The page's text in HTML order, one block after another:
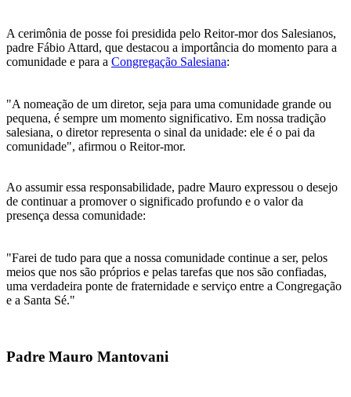
A cerimônia de posse foi presidida pelo Reitor-mor dos Salesianos,
padre Fábio Attard, que destacou a importância do momento para a
comunidade e para a Congregação Salesiana:
"A nomeação de um diretor, seja para uma comunidade grande ou
pequena, é sempre um momento significativo. Em nossa tradição
salesiana, o diretor representa o sinal da unidade: ele é o pai da
comunidade", afirmou o Reitor-mor.
Ao assumir essa responsabilidade, padre Mauro expressou o desejo
de continuar a promover o significado profundo e o valor da
presença dessa comunidade:
"Farei de tudo para que a nossa comunidade continue a ser, pelos
meios que nos são próprios e pelas tarefas que nos são confiadas,
uma verdadeira ponte de fraternidade e serviço entre a Congregação
e a Santa Sé."
Padre Mauro Mantovani